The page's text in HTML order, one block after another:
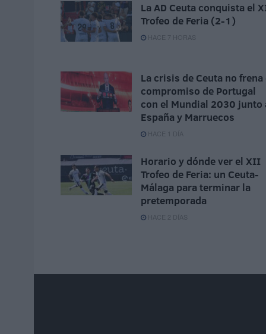
La AD Ceuta conquista el
Trofeo de Feria (2-1)
HACE 7 HORAS
La crisis de Ceuta no frena
compromiso de Portugal
con el Mundial 2030 junto
España y Marruecos
HACE 1 DÍA
Horario y dónde ver el XII
Trofeo de Feria: un Ceuta-
Málaga para terminar la
pretemporada
HACE 2 DÍAS